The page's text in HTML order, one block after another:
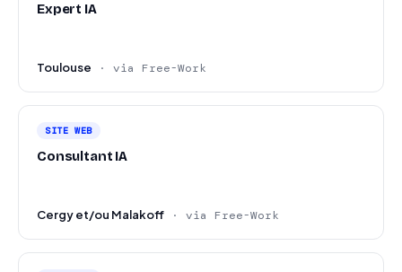
Expert IA
Toulouse · via Free-Work
SITE WEB
Consultant IA
Cergy et/ou Malakoff · via Free-Work